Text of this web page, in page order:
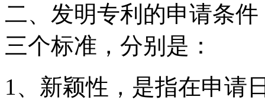
二、发明专利的申请条
三个标准，分别是：
1、新颖性，是指在申请